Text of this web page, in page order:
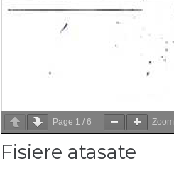
Page 1 / 6 Zoom
Fisiere atasate